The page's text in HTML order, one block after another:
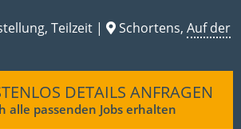
Teilzeit | Schortens, Auf der
DETAILS ANFRAGEN
alle passenden Jobs erhalten